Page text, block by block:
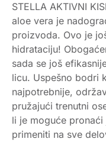
STELLA AKTIVNI
aloe vera je
proizvoda. Ovo je
hidrataciju!
sada se još
licu. Uspešno bodri
najpotrebnije,
pružajući trenutni
li je moguće
primeniti na sve